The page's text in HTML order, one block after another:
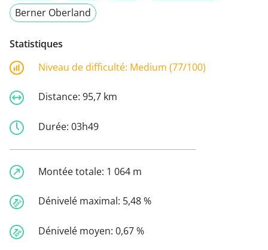
Berner Oberland
Statistiques
Niveau de difficulté: Medium (77/100)
Distance: 95,7 km
Durée: 03h49
Montée totale: 1 064 m
Dénivelé maximal: 5,48 %
Dénivelé moyen: 0,67 %